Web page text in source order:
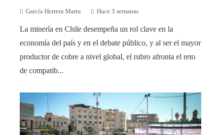
García Herrera Marta Hace 3 semanas
La minería en Chile desempeña un rol clave en la
economía del país y en el debate público, y al ser el mayor
productor de cobre a nivel global, el rubro afronta el reto
de compatib...